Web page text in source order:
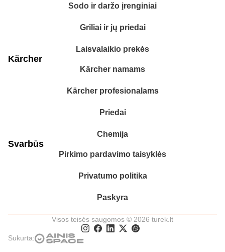
Sodo ir daržo įrenginiai
Griliai ir jų priedai
Laisvalaikio prekės
Kärcher
Kärcher namams
Kärcher profesionalams
Priedai
Chemija
Svarbūs
Pirkimo pardavimo taisyklės
Privatumo politika
Paskyra
Visos teisės saugomos © 2026 turek.lt
Sukurta: